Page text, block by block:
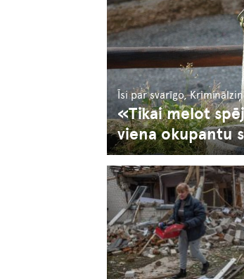
Īsi par svarīgo,
«Tikai melot
viena okupantu